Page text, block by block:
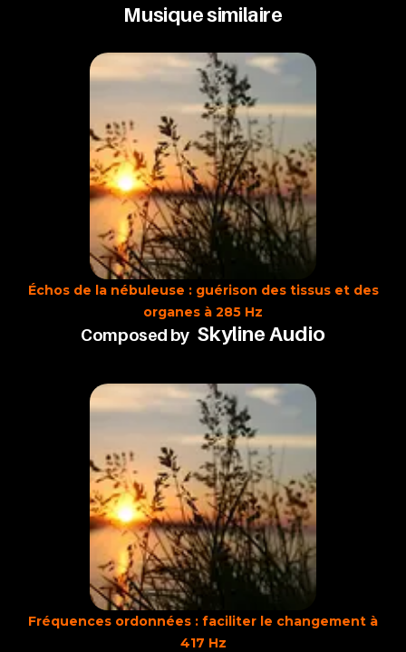
Musique similaire
Échos de la nébuleuse : guérison des tissus et des
organes à 285 Hz
Composed by Skyline Audio
Fréquences ordonnées : faciliter le changement à
417 Hz